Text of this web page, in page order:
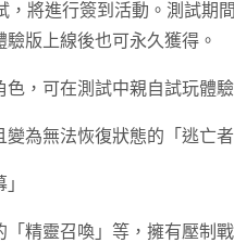
，將進行簽到活動。測試期
版上線後也可永久獲得。
色，可在測試中親自試玩體
為無法恢復狀態的「逃亡者
精靈召喚」等，擁有壓制